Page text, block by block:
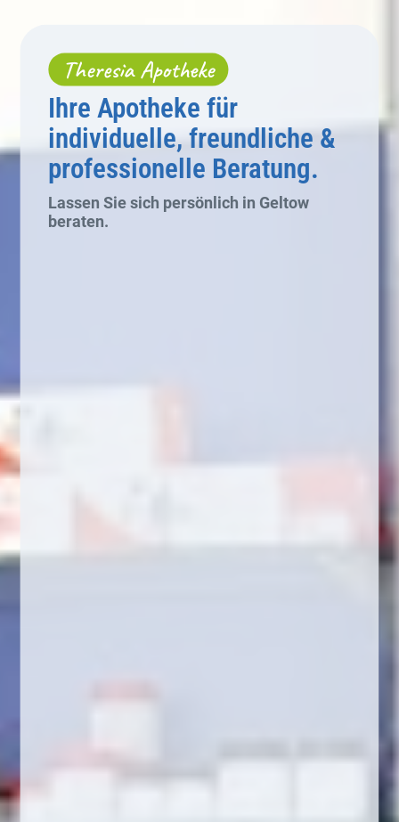
Theresia Apotheke
Ihre Apotheke für
individuelle, freundliche &
professionelle Beratung.
Lassen Sie sich persönlich in Geltow
beraten.